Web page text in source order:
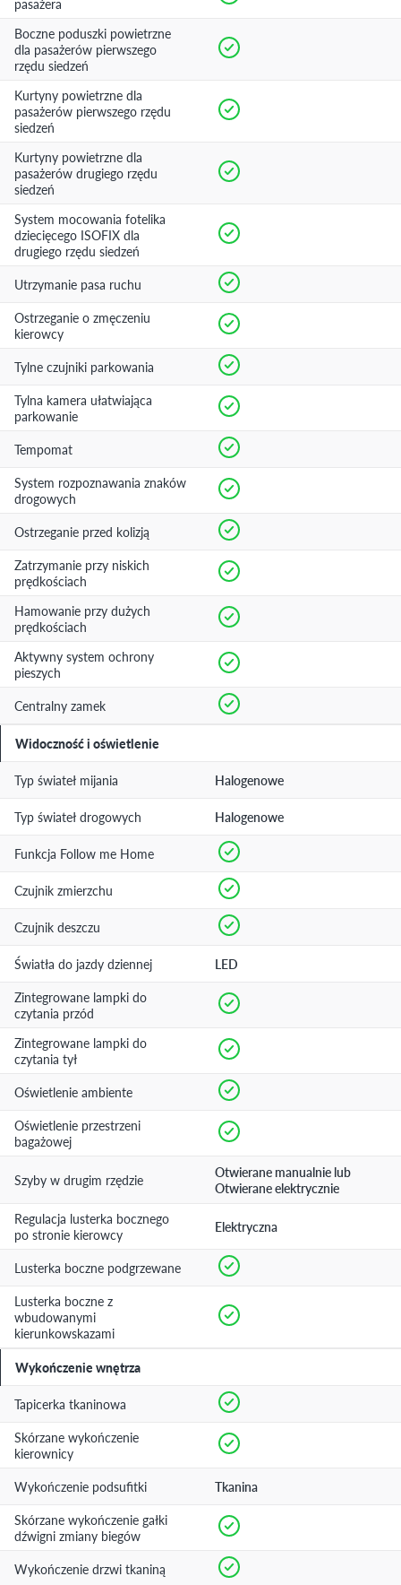
pasażera
Boczne poduszki powietrzne
dla pasażerów pierwszego
rzędu siedzeń
Kurtyny powietrzne dla
pasażerów pierwszego rzędu
siedzeń
Kurtyny powietrzne dla
pasażerów drugiego rzędu
siedzeń
System mocowania fotelika
dziecięcego ISOFIX dla
drugiego rzędu siedzeń
Utrzymanie pasa ruchu
Ostrzeganie o zmęczeniu
kierowcy
Tylne czujniki parkowania
Tylna kamera ułatwiająca
parkowanie
Tempomat
System rozpoznawania znaków
drogowych
Ostrzeganie przed kolizją
Zatrzymanie przy niskich
prędkościach
Hamowanie przy dużych
prędkościach
Aktywny system ochrony
pieszych
Centralny zamek
Widoczność i oświetlenie
Typ świateł mijania Halogenowe
Typ świateł drogowych Halogenowe
Funkcja Follow me Home
Czujnik zmierzchu
Czujnik deszczu
Światła do jazdy dziennej
LED
Zintegrowane lampki do
czytania przód
Zintegrowane lampki do
czytania tył
Oświetlenie ambiente
Oświetlenie przestrzeni
bagażowej
Szyby w drugim rzędzie
Otwierane manualnie lub
Otwierane elektrycznie
Regulacja lusterka bocznego
po stronie kierowcy
Elektryczna
Lusterka boczne podgrzewane
Lusterka boczne z
wbudowanymi
kierunkowskazami
Wykończenie wnętrza
Tapicerka tkaninowa
Skórzane wykończenie
kierownicy
Wykończenie podsufitki
Tkanina
Skórzane wykończenie gałki
dźwigni zmiany biegów
Wykończenie drzwi tkaniną